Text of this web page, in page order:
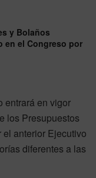
y Bolaños
en el Congreso por
entrará en vigor
los Presupuestos
anterior Ejecutivo
diferentes a las